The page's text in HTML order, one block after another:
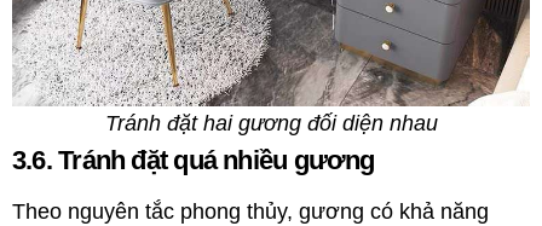
Tránh đặt hai gương đối diện nhau
3.6. Tránh đặt quá nhiều gương
Theo nguyên tắc phong thủy, gương có khả năng